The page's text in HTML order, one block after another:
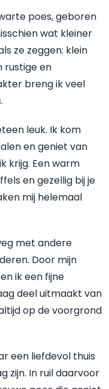
poes, geboren
wat kleiner
ze zeggen: klein
rustige en
breng ik veel
leuk. Ik kom
en geniet van
krijg. Een warm
en gezellig bij je
mij helemaal
met andere
Door mijn
ik een fijne
deel uitmaakt van
op de voorgrond
een liefdevol thuis
zijn. In ruil daarvoor